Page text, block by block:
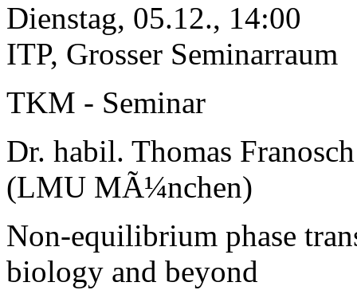
Dienstag, 05.12., 14:00
ITP, Grosser Seminarraum
TKM - Seminar
Dr. habil. Thomas Franosch
(LMU MÃ¼nchen)
Non-equilibrium phase
biology and beyond